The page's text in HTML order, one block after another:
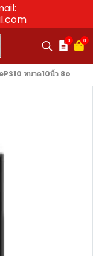
0 0
ขนาด10นิ้ว 8ohms